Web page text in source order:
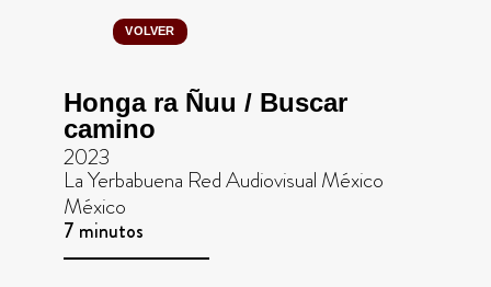
VOLVER
Honga ra Ñuu / Buscar
camino
2023
La Yerbabuena Red Audiovisual México
México
7 minutos